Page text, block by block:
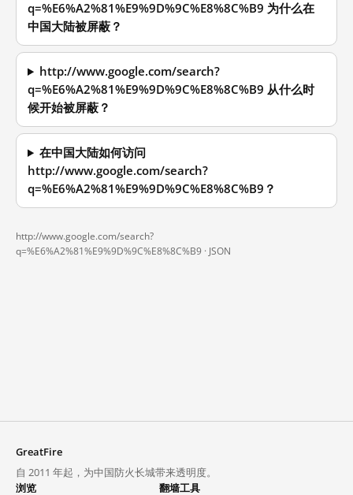
q=%E6%A2%81%E9%9D%9C%E8%8C%B9 为什么在
中国大陆被屏蔽？
http://www.google.com/search?
q=%E6%A2%81%E9%9D%9C%E8%8C%B9 从什么时
候开始被屏蔽？
在中国大陆如何访问
http://www.google.com/search?
q=%E6%A2%81%E9%9D%9C%E8%8C%B9？
http://www.google.com/search?
q=%E6%A2%81%E9%9D%9C%E8%8C%B9 · JSON
GreatFire
自 2011 年起，为中国防火长城带来透明度。
浏览
翻墙工具